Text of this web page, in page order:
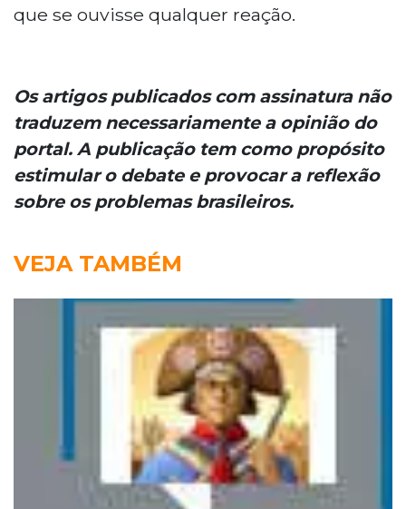
que se ouvisse qualquer reação.
Os artigos publicados com assinatura não
traduzem necessariamente a opinião do
portal. A publicação tem como propósito
estimular o debate e provocar a reflexão
sobre os problemas brasileiros.
VEJA TAMBÉM